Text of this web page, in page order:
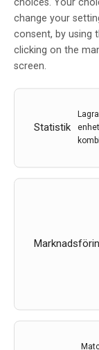
choices. Your
change your
consent, by using
clicking on the
screen.
Statistik
Flimmer från
Led-lampors
här vet du om
stor.